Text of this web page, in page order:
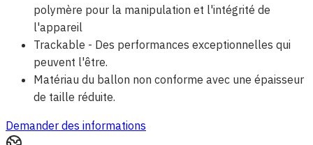
polymère pour la manipulation et l'intégrité de
l'appareil
Trackable - Des performances exceptionnelles qui
peuvent l'être.
Matériau du ballon non conforme avec une épaisseur
de taille réduite.
Demander des informations